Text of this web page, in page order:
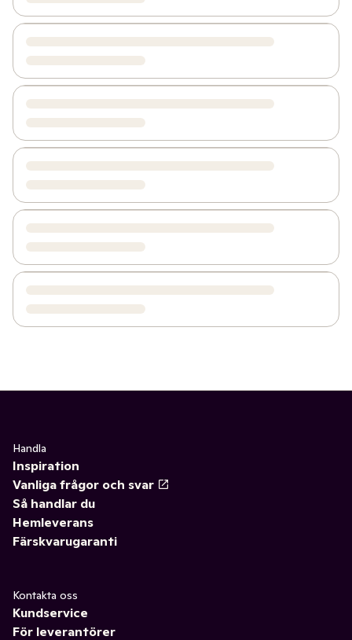
Handla
Inspiration
Vanliga frågor och svar
Så handlar du
Hemleverans
Färskvarugaranti
Kontakta oss
Kundservice
För leverantörer